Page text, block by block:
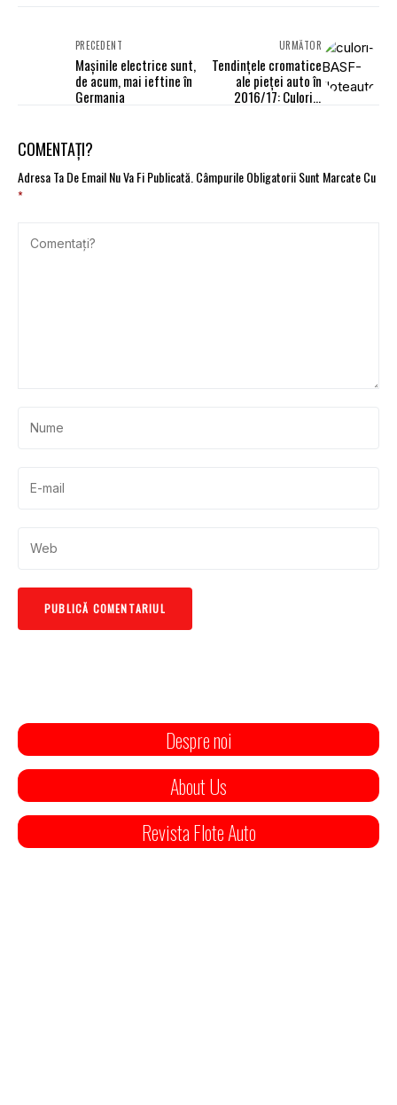
PRECEDENT
Mașinile electrice sunt,
de acum, mai ieftine în
Germania
URMĂTOR
Tendinţele cromatice
ale pieţei auto în
2016/17: Culorile
COMENTAȚI?
Adresa Ta De Email Nu Va Fi Publicată.Câmpurile Obligatorii Sunt Marcate Cu
*
Despre noi
About Us
Revista Flote Auto